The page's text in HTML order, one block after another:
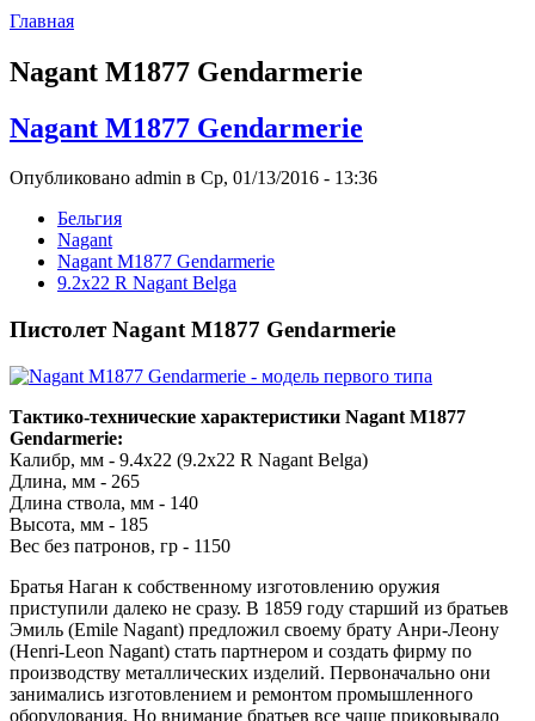
Главная
Nagant M1877 Gendarmerie
Nagant M1877 Gendarmerie
Опубликовано admin в Ср, 01/13/2016 - 13:36
Бельгия
Nagant
Nagant M1877 Gendarmerie
9.2x22 R Nagant Belga
Пистолет Nagant M1877 Gendarmerie
Тактико-технические характеристики Nagant M1877
Gendarmerie:
Калибр, мм - 9.4х22 (9.2x22 R Nagant Belga)
Длина, мм - 265
Длина ствола, мм - 140
Высота, мм - 185
Вес без патронов, гр - 1150
Братья Наган к собственному изготовлению оружия
приступили далеко не сразу. В 1859 году старший из братьев
Эмиль (Emile Nagant) предложил своему брату Анри-Леону
(Henri-Leon Nagant) стать партнером и создать фирму по
производству металлических изделий. Первоначально они
занимались изготовлением и ремонтом промышленного
оборудования. Но внимание братьев все чаше приковывало